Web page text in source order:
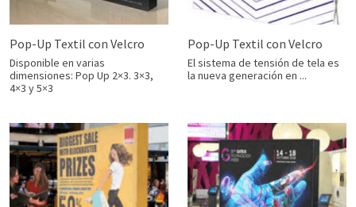
Pop-Up Textil con Velcro
Disponible en varias
dimensiones: Pop Up 2×3. 3×3,
4×3 y 5×3
Pop-Up Textil con Velcro
El sistema de tensión de tela es
la nueva generación en ...